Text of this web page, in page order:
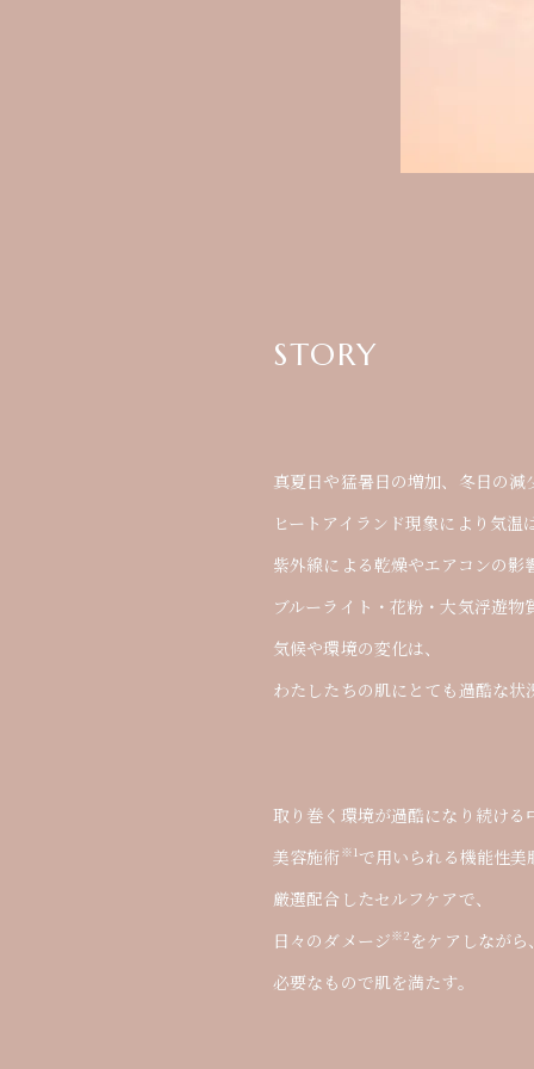
STORY
真夏日や猛暑日の増加、冬日の減
ヒートアイランド現象により気温
紫外線による乾燥やエアコンの影
ブルーライト・花粉・大気浮遊物
気候や環境の変化は、
わたしたちの肌にとても過酷な状
取り巻く環境が過酷になり続ける
美容施術 ※1で用いられる機能性美
厳選配合したセルフケアで、
日々のダメージ※2 をケアしながら
必要なもので肌を満たす。
STORY
真夏日や猛暑日の増加、冬日の減
ヒートアイランド現象により気温
紫外線による乾燥やエアコンの影
ブルーライト・花粉・大気浮遊物
気候や環境の変化は、
わたしたちの肌にとても過酷な状
取り巻く環境が過酷になり続ける
美容施術 ※1で用いられる機能性美
厳選配合したセルフケアで、
日々のダメージ※2 をケアしながら
必要なもので肌を満たす。